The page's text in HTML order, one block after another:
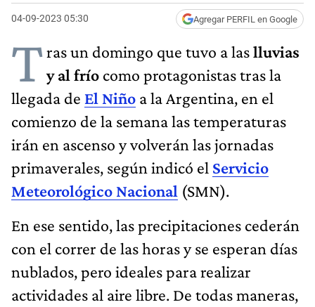
04-09-2023 05:30 Agregar PERFIL en Google
Tras un domingo que tuvo a laslluvias
y al frío como protagonistas tras la
llegada de El Niño a la Argentina, en el
comienzo de la semana las temperaturas
irán en ascenso y volverán las jornadas
primaverales, según indicó el Servicio
Meteorológico Nacional (SMN).
En ese sentido, las precipitaciones cederán
con el correr de las horas y se esperan días
nublados, pero ideales para realizar
actividades al aire libre. De todas maneras,